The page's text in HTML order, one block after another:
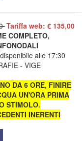
Tariffa web: € 135,00
COMPLETO,
alle 17:30
- VIGE
DA 6 ORE, FINIRE
UN'ORA PRIMA
STIMOLO.
INERENTI